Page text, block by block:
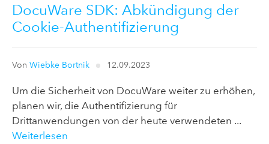
DocuWare SDK: Abkündigung der
Cookie-Authentifizierung
Von Wiebke Bortnik 12.09.2023
Um die Sicherheit von DocuWare weiter zu erhöhen,
planen wir, die Authentifizierung für
Drittanwendungen von der heute verwendeten ...
Weiterlesen